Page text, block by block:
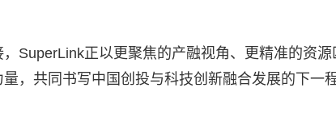
SuperLink正以更聚焦的产融视角、更精准的资源
，共同书写中国创投与科技创新融合发展的下一